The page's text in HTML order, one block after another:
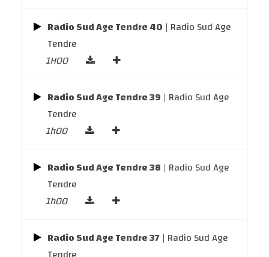
Radio Sud Age Tendre 40 | Radio Sud Age
Tendre
1H00
Radio Sud Age Tendre 39 | Radio Sud Age
Tendre
1h00
Radio Sud Age Tendre 38 | Radio Sud Age
Tendre
1h00
Radio Sud Age Tendre 37 | Radio Sud Age